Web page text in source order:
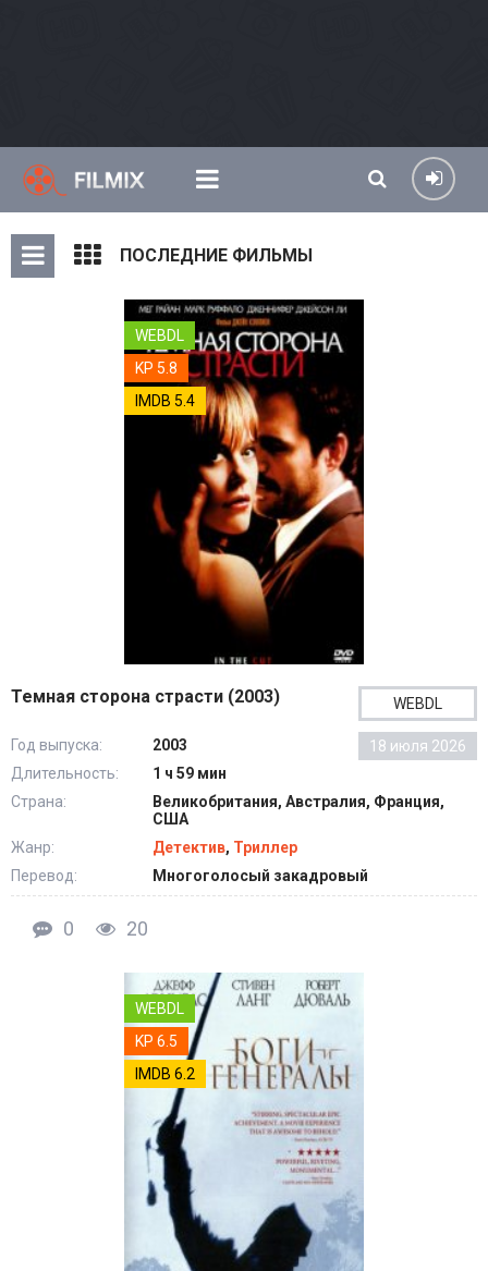
ПОСЛЕДНИЕ ФИЛЬМЫ
WEBDL
KP 5.8
IMDB 5.4
Темная сторона страсти (2003) WEBDL
18 июля 2026
Год выпуска:
2003
Длительность:
1 ч 59 мин
Страна:
Великобритания, Австралия, Франция,
США
Жанр:
Детектив, Триллер
Перевод:
Многоголосый закадровый
0 20
WEBDL
KP 6.5
IMDB 6.2